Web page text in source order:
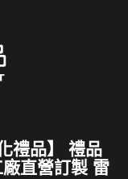
禮品】 禮品
直營訂製 雷